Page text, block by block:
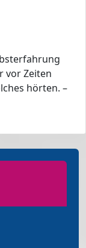
vor Zeiten
hörten. –